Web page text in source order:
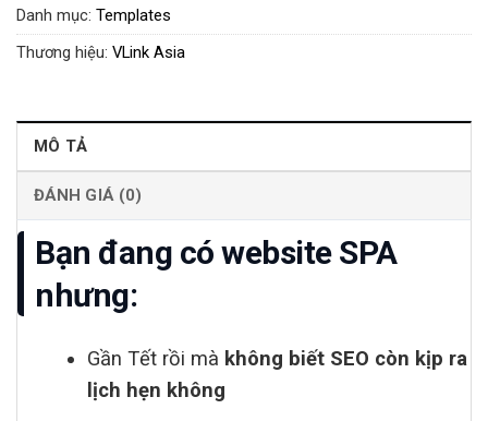
Danh mục: Templates
Thương hiệu: VLink Asia
MÔ TẢ
ĐÁNH GIÁ (0)
Bạn đang có website SPA
nhưng:
Gần Tết rồi mà không biết SEO còn kịp ra
lịch hẹn không